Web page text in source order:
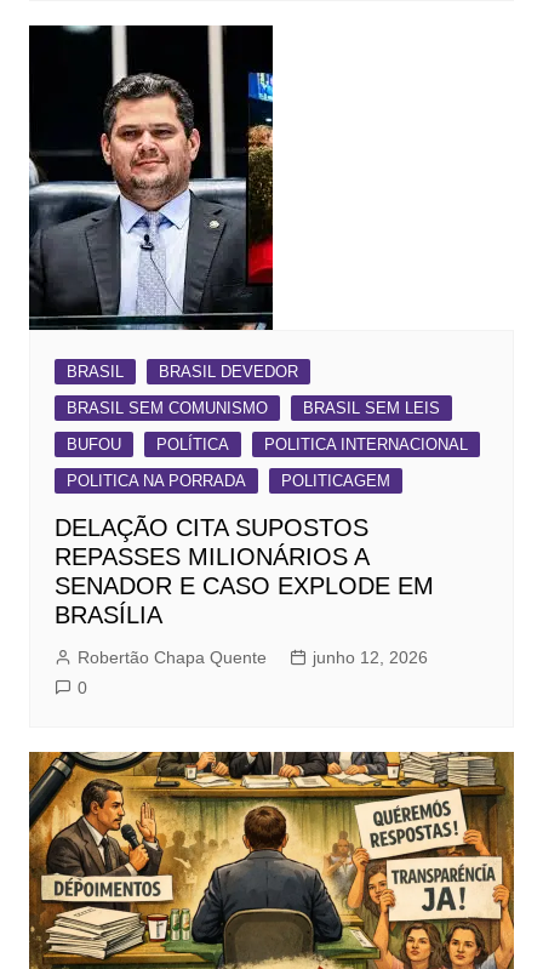
BRASIL
BRASIL DEVEDOR
BRASIL SEM COMUNISMO
BRASIL SEM LEIS
BUFOU
POLÍTICA
POLITICA INTERNACIONAL
POLITICA NA PORRADA
POLITICAGEM
DELAÇÃO CITA SUPOSTOS
REPASSES MILIONÁRIOS A
SENADOR E CASO EXPLODE EM
BRASÍLIA
Robertão Chapa Quente
junho 12, 2026
0